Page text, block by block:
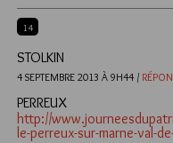
14
STOLKIN
4 SEPTEMBRE 2013 À 9H44 /
PERREUX
http://
le-perreux-sur-marne-val-